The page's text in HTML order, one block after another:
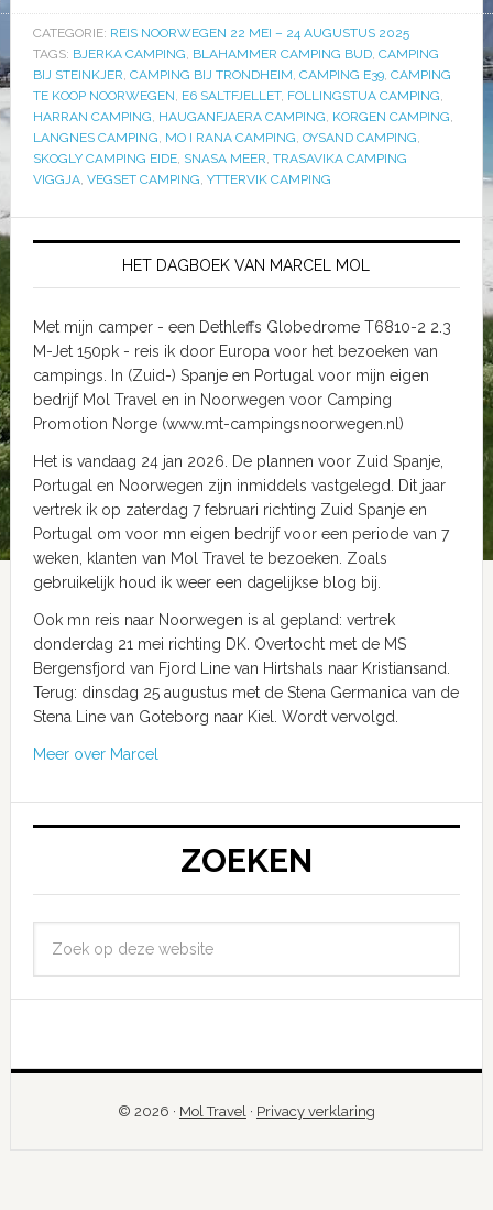
CATEGORIE: REIS NOORWEGEN 22 MEI – 24 AUGUSTUS 2025
TAGS: BJERKA CAMPING, BLAHAMMER CAMPING BUD, CAMPING
BIJ STEINKJER, CAMPING BIJ TRONDHEIM, CAMPING E39, CAMPING
TE KOOP NOORWEGEN, E6 SALTFJELLET, FOLLINGSTUA CAMPING,
HARRAN CAMPING, HAUGANFJAERA CAMPING, KORGEN CAMPING,
LANGNES CAMPING, MO I RANA CAMPING, OYSAND CAMPING,
SKOGLY CAMPING EIDE, SNASA MEER, TRASAVIKA CAMPING
VIGGJA, VEGSET CAMPING, YTTERVIK CAMPING
HET DAGBOEK VAN MARCEL MOL
Met mijn camper - een Dethleffs Globedrome T6810-2 2.3
M-Jet 150pk - reis ik door Europa voor het bezoeken van
campings. In (Zuid-) Spanje en Portugal voor mijn eigen
bedrijf Mol Travel en in Noorwegen voor Camping
Promotion Norge (www.mt-campingsnoorwegen.nl)
Het is vandaag 24 jan 2026. De plannen voor Zuid Spanje,
Portugal en Noorwegen zijn inmiddels vastgelegd. Dit jaar
vertrek ik op zaterdag 7 februari richting Zuid Spanje en
Portugal om voor mn eigen bedrijf voor een periode van 7
weken, klanten van Mol Travel te bezoeken. Zoals
gebruikelijk houd ik weer een dagelijkse blog bij.
Ook mn reis naar Noorwegen is al gepland: vertrek
donderdag 21 mei richting DK. Overtocht met de MS
Bergensfjord van Fjord Line van Hirtshals naar Kristiansand.
Terug: dinsdag 25 augustus met de Stena Germanica van de
Stena Line van Goteborg naar Kiel. Wordt vervolgd.
Meer over Marcel
ZOEKEN
© 2026 · Mol Travel · Privacy verklaring